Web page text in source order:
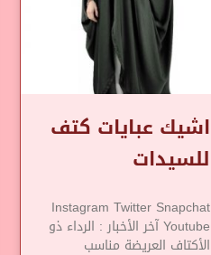
اشيك عبايات كتف
للسيدات
Instagram Twitter Snapchat
Youtube آخر الأخبار : الرداء ذو
​​الأكتاف العريضة مناسب